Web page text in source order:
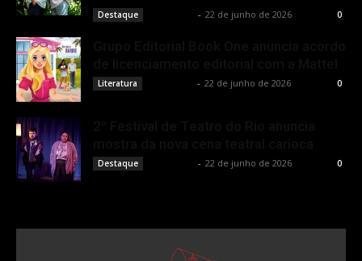
Destaque - 22 de junho de 2026 0
Literatura - 22 de junho de 2026 0
Destaque - 22 de junho de 2026 0